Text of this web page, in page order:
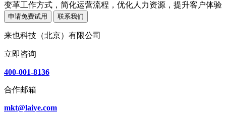
变革工作方式，简化运营流程，优化人力资源，提升客户体验
申请免费试用 联系我们
来也科技（北京）有限公司
立即咨询
400-001-8136
合作邮箱
mkt@laiye.com